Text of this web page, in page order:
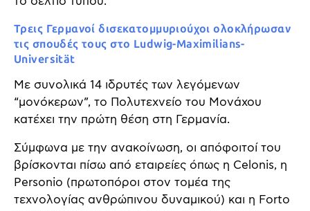
Τρεις Γερμανοί δισεκατομμυριούχοι ολοκλήρωσαν
τις σπουδές τους στο Ludwig-Maximilians-
Universität
Με συνολικά 14 ιδρυτές των λεγόμενων
“μονόκερων”, το Πολυτεχνείο του Μονάχου
κατέχει την πρώτη θέση στη Γερμανία.
Σύμφωνα με την ανακοίνωση, οι απόφοιτοί του
βρίσκονται πίσω από εταιρείες όπως η Celonis, η
Personio (πρωτοπόροι στον τομέα της
τεχνολογίας ανθρώπινου δυναμικού) και η Forto